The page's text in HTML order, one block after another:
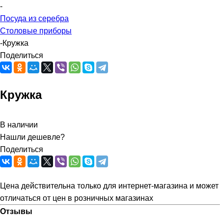
-
Посуда из серебра
Столовые приборы
-Кружка
Поделиться
Кружка
В наличии
Нашли дешевле?
Поделиться
Цена действительна только для интернет-магазина и может
отличаться от цен в розничных магазинах
Отзывы